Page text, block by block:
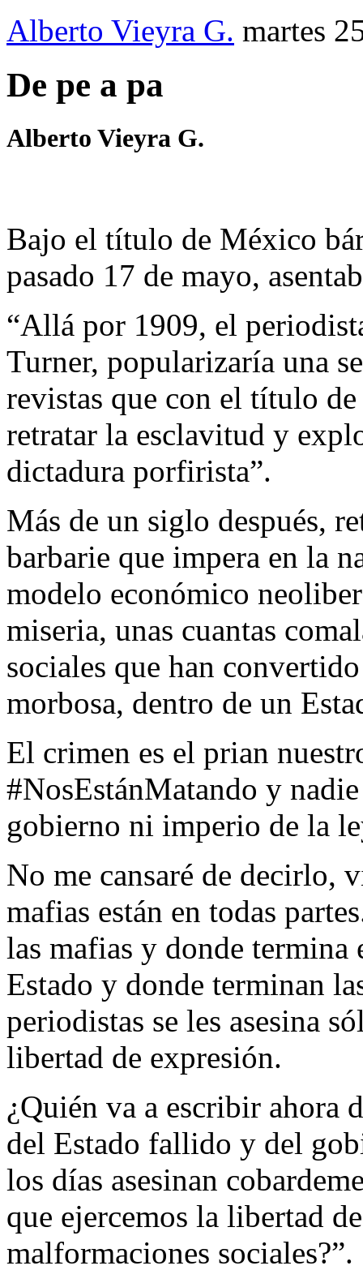
Alberto Vieyra G. martes
De pe a pa
Alberto Vieyra G.
Bajo el título de México
pasado 17 de mayo,
“Allá por 1909, el
Turner, popularizaría una
revistas que con el título
retratar la esclavitud y
dictadura porfirista”.
Más de un siglo después,
barbarie que impera en la
modelo económico
miseria, unas cuantas
sociales que han
morbosa, dentro de un
El crimen es el prian
#NosEstánMatando y
gobierno ni imperio de la
No me cansaré de decirlo,
mafias están en todas
las mafias y donde termina
Estado y donde terminan
periodistas se les asesina
libertad de expresión.
¿Quién va a escribir ahora
del Estado fallido y del
los días asesinan
que ejercemos la libertad
malformaciones sociales?”.